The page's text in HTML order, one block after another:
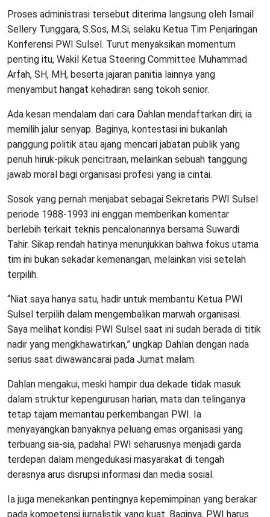
Proses administrasi tersebut diterima langsung oleh Ismail
Sellery Tunggara, S.Sos, M.Si, selaku Ketua Tim Penjaringan
Konferensi PWI Sulsel. Turut menyaksikan momentum
penting itu, Wakil Ketua Steering Committee Muhammad
Arfah, SH, MH, beserta jajaran panitia lainnya yang
menyambut hangat kehadiran sang tokoh senior.
Ada kesan mendalam dari cara Dahlan mendaftarkan diri; ia
memilih jalur senyap. Baginya, kontestasi ini bukanlah
panggung politik atau ajang mencari jabatan publik yang
penuh hiruk-pikuk pencitraan, melainkan sebuah tanggung
jawab moral bagi organisasi profesi yang ia cintai.
Sosok yang pernah menjabat sebagai Sekretaris PWI Sulsel
periode 1988-1993 ini enggan memberikan komentar
berlebih terkait teknis pencalonannya bersama Suwardi
Tahir. Sikap rendah hatinya menunjukkan bahwa fokus utama
tim ini bukan sekadar kemenangan, melainkan visi setelah
terpilih.
“Niat saya hanya satu, hadir untuk membantu Ketua PWI
Sulsel terpilih dalam mengembalikan marwah organisasi.
Saya melihat kondisi PWI Sulsel saat ini sudah berada di titik
nadir yang mengkhawatirkan,” ungkap Dahlan dengan nada
serius saat diwawancarai pada Jumat malam.
Dahlan mengakui, meski hampir dua dekade tidak masuk
dalam struktur kepengurusan harian, mata dan telinganya
tetap tajam memantau perkembangan PWI. Ia
menyayangkan banyaknya peluang emas organisasi yang
terbuang sia-sia, padahal PWI seharusnya menjadi garda
terdepan dalam mengedukasi masyarakat di tengah
derasnya arus disrupsi informasi dan media sosial.
Ia juga menekankan pentingnya kepemimpinan yang berakar
pada kompetensi jurnalistik yang kuat. Baginya, PWI harus